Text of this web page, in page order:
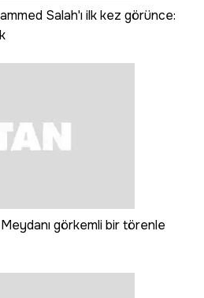
Salah'ı ilk kez görünce:
görkemli bir törenle